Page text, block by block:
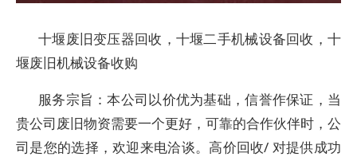
十堰废旧变压器回收，十堰二手机械设备回收，十
堰废旧机械设备收购
服务宗旨：本公司以价优为基础，信誉作保证，当
贵公司废旧物资需要一个更好，可靠的合作伙伴时，公
司是您的选择，欢迎来电洽谈。高价回收/ 对提供成功